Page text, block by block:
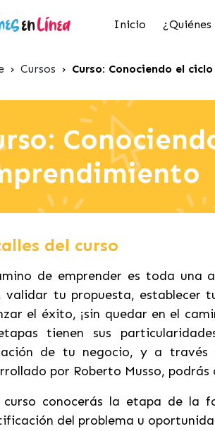
Inicio ¿Quiénes
› Cursos › Curso: Conociendo el
del curso
de emprender es toda una
validar tu propuesta, establecer
el éxito, ¡sin quedar en el
tienen sus
de tu negocio, y a través
por Roberto Musso, podrás
curso conocerás la etapa de la
del problema u